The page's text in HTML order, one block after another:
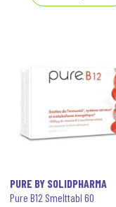
PURE BY SOLIDPHARMA
Pure B12 Smelttabl 60